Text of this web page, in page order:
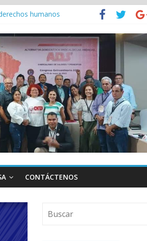
humanos
Trabajo
Panamá
CONTÁCTENOS